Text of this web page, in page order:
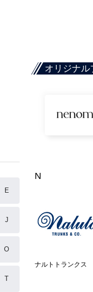
E
J
O
T
オリジナル
N
ナルトトランクス